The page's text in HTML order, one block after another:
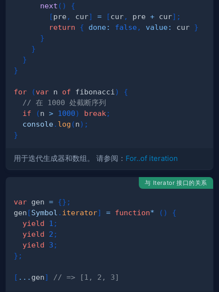
next ( )
{
[pre , cur] = [cur, pre + cur] ;
return
{ done: false , value: cur }
}
}
}
}
for (var n of fibonacci )
{
// 在 1000 处截断序列
if
(n > 1000) break ;
console. log (n) ;
}
用于迭代生成器和数组。 请参阅： For..of iteration
与 Iterator 接口的关系
var gen = {} ;
gen [Symbol . iterator] = function* ( )
{
yield
1 ;
yield
2 ;
yield
3 ;
} ;
[ ... gen] // => [1, 2, 3]